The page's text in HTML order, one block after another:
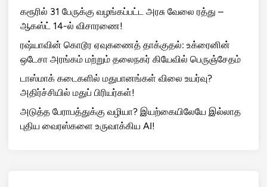
கரூரில் 31 பேருக்கு வழங்கப்பட்ட அரசு வேலை ரத்து –
ஆகஸ்ட் 14-ல் விசாரணை!
ரஷ்யாவின் கொடூர ஏவுகணைத் தாக்குதல்: உக்ரைனின்
ஒடேசா அரங்கம் மற்றும் தலைநகர் கியேவில் பெருஞ்சேதம்
டாஸ்மாக் கடைகளில் மதுபானங்கள் விலை உயர்வு?
அதிர்ச்சியில் மதுப் பிரியர்கள்!
அடுத்த பேராபத்துக்கு வழியா? இயற்கையிலேயே இல்லாத
புதிய வைரஸ்களை உருவாக்கிய AI!